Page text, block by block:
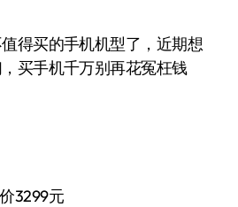
得买的手机机型了，近期想
买手机千万别再花冤枉钱
3299元